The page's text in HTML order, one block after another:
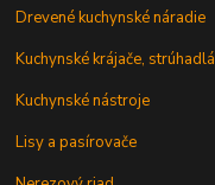
Drevené kuchynské náradie
Kuchynské krájače, strúhadlá
Kuchynské nástroje
Lisy a pasírovače